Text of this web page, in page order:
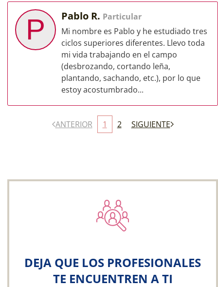
P Pablo R. Particular
Mi nombre es Pablo y he estudiado tres
ciclos superiores diferentes. Llevo toda
mi vida trabajando en el campo
(desbrozando, cortando leña,
plantando, sachando, etc.), por lo que
estoy acostumbrado...
ANTERIOR 1 2 SIGUIENTE
DEJA QUE LOS PROFESIONALES
TE ENCUENTREN A TI